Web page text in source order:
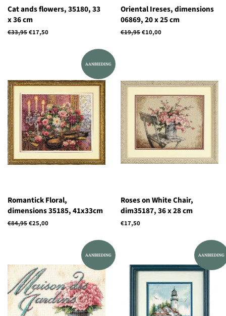
Cat ands flowers, 35180, 33
x 36 cm
Normale
€33,95Aanbiedingsprijs
€17,50
Oriental Ireses, dimensions
06869, 20 x 25 cm
Normale
€19,95Aanbiedingsprijs
€10,00
AANBIEDING
Romantick Floral,
dimensions 35185, 41x33cm
Normale
€84,95Aanbiedingsprijs
€25,00
Roses on White Chair,
dim35187, 36 x 28 cm
Normale
€17,50
AANBIEDING AANBIEDING